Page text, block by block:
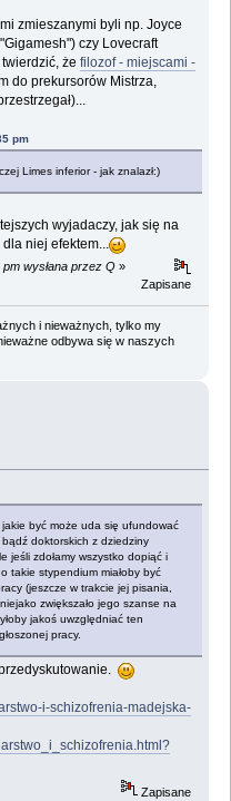
zmieszanymi byli np. Joyce
czy Lovecraft
twierdzić, żefilozof - miejscami -
do prekursorów Mistrza,
pm
Limes inferior - jak znalazł:)
wyjadaczy, jak się na
niej efektem...
wysłana przez Q »
Zapisane
i nieważnych, tylko my
odbywa się w naszych
być może uda się ufundować
doktorskich z dziedziny
jeśli zdołamy wszystko dopiąć i
takie stypendium miałoby być
(jeszcze w trakcie jej pisania,
zwiększało jego szanse na
jakoś uwzględniać ten
pracy.
przedyskutowanie.
i-schizofrenia-madejska-
Zapisane